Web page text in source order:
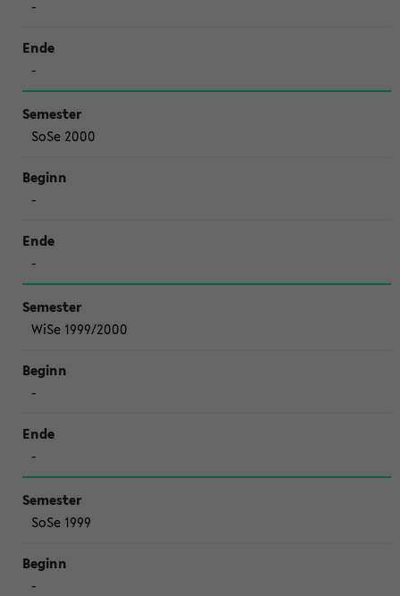
-
-
SoSe 2000
-
-
WiSe 1999/2000
-
-
SoSe 1999
-